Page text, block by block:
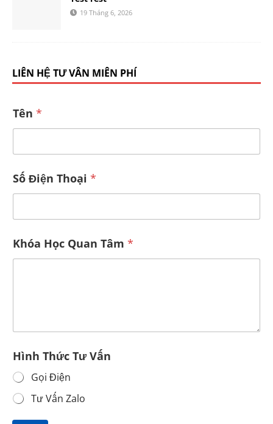
19 Tháng 6, 2026
LIÊN HỆ TƯ VẤN MIỄN PHÍ
Tên *
Số Điện Thoại *
Khóa Học Quan Tâm *
ố
V
ấ
n
T
h
Hình Thức Tư Vấn
Gọi Điện
Tư Vấn Zalo